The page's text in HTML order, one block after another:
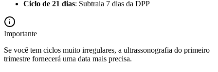
Ciclo de 21 dias: Subtraia 7 dias da DPP
Importante
Se você tem ciclos muito irregulares, a ultrassonografia do primeiro
trimestre fornecerá uma data mais precisa.